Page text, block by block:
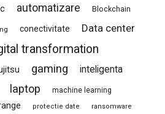
automatizare Blockchain
conectivitate Data center
transformation
gaming
inteligenta
laptop machine learning
protectie date ransomware